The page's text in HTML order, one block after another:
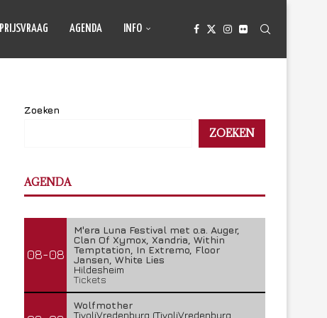
PRIJSVRAAG AGENDA INFO
Zoeken
ZOEKEN
AGENDA
08-08
M'era Luna Festival met o.a. Auger,
Clan Of Xymox, Xandria, Within
Temptation, In Extremo, Floor
Jansen, White Lies
Hildesheim
Tickets
Wolfmother
TivoliVredenburg (TivoliVredenburg